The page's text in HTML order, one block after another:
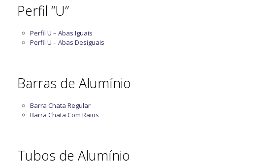
Perfil “U”
Perfil U – Abas Iguais
Perfil U – Abas Desiguais
Barras de Alumínio
Barra Chata Regular
Barra Chata Com Raios
Tubos de Alumínio